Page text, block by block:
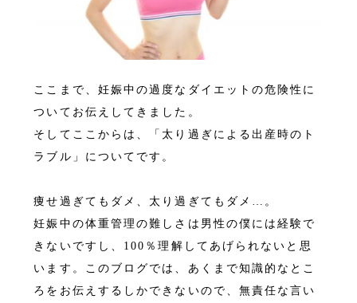
ここまで、妊娠中の過度なダイエットの危険性に
ついてお伝えしてきました。
そしてここからは、「太り過ぎによる出産時のト
ラブル」についてです。
痩せ過ぎてもダメ、太り過ぎてもダメ…。
妊娠中の体重管理の難しさは男性の僕には経験で
きないですし、100％理解してあげられないと思
います。このブログでは、あくまで知識的なとこ
ろをお伝えするしかできないので、無責任な言い